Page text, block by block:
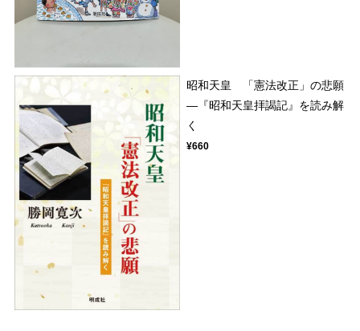
昭和天皇 「憲法改正」の悲願
―『昭和天皇拝謁記』を読み解
く
¥660